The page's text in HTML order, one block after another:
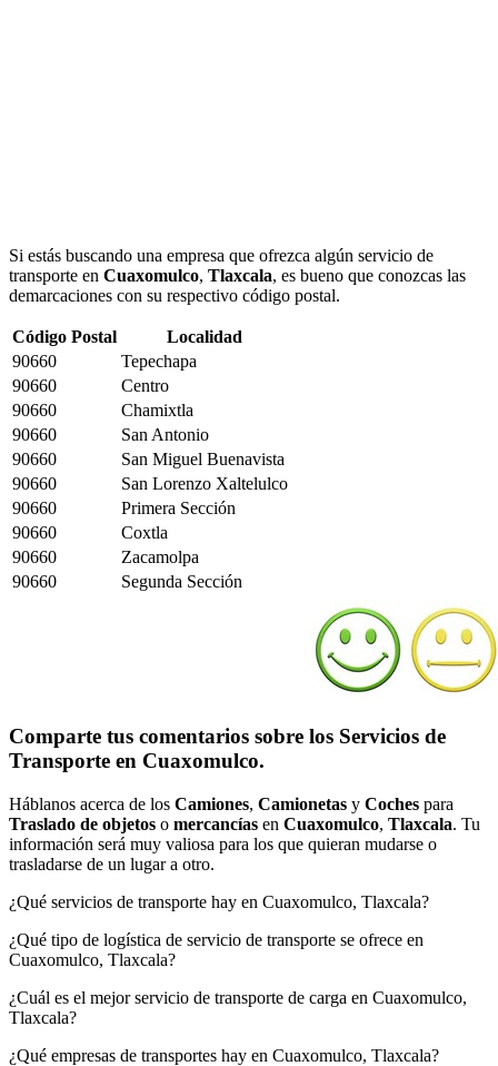
Si estás buscando una empresa que ofrezca algún servicio de
transporte en Cuaxomulco, Tlaxcala, es bueno que conozcas las
demarcaciones con su respectivo código postal.
Código Postal
Localidad
90660
Tepechapa
90660
Centro
90660
Chamixtla
90660
San Antonio
90660
San Miguel Buenavista
90660
San Lorenzo Xaltelulco
90660
Primera Sección
90660
Coxtla
90660
Zacamolpa
90660
Segunda Sección
Comparte tus comentarios sobre los Servicios de
Transporte en Cuaxomulco.
Háblanos acerca de los Camiones, Camionetas y Coches para
Traslado de objetos o mercancías en Cuaxomulco, Tlaxcala. Tu
información será muy valiosa para los que quieran mudarse o
trasladarse de un lugar a otro.
¿Qué servicios de transporte hay en Cuaxomulco, Tlaxcala?
¿Qué tipo de logística de servicio de transporte se ofrece en
Cuaxomulco, Tlaxcala?
¿Cuál es el mejor servicio de transporte de carga en Cuaxomulco,
Tlaxcala?
¿Qué empresas de transportes hay en Cuaxomulco, Tlaxcala?